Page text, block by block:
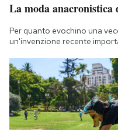
La moda
Per quanto evochino una
un'invenzione recente